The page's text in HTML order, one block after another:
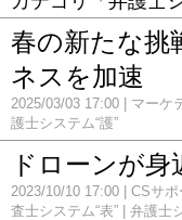
春の新たな挑
ネスを加速
2025/03/03 17:00 マーケ
護士システム“護”
ドローンが身
2023/10/10 17:00 CSサポ
査士システム“表”
弁護士